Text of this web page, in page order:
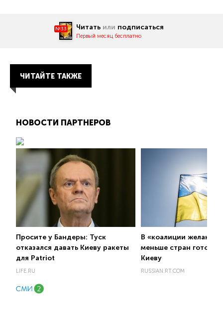
№33 Читать или подписаться
Первый месяц бесплатно
ЧИТАЙТЕ ТАКЖЕ
НОВОСТИ ПАРТНЕРОВ
Просите у Бандеры: Туск
отказался давать Киеву ракеты
для Patriot
LIFE.RU
В «коалиции
меньше стран готовы
Киеву
RUSSIAN.RT.COM